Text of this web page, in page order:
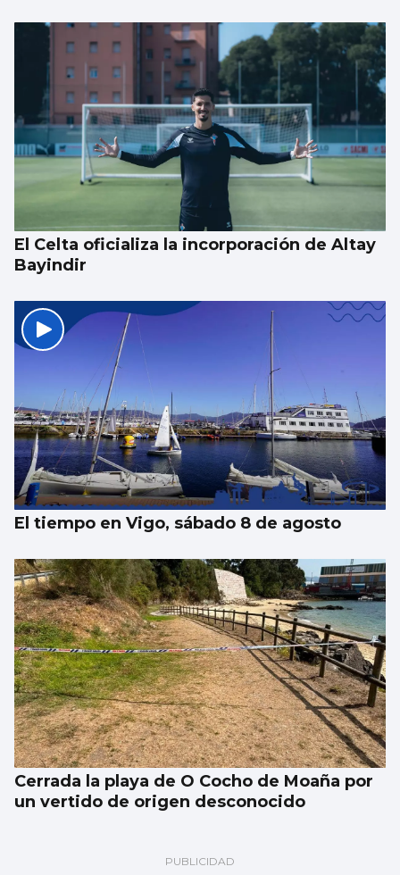
EEUU ve posible llegar a un acuerdo
inminente con Irán
El Celta oficializa la incorporación de Altay
Bayindir
El tiempo en Vigo, sábado 8 de agosto
Cerrada la playa de O Cocho de Moaña por
un vertido de origen desconocido